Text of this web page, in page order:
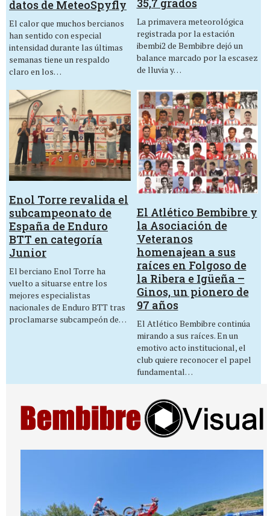
datos de MeteoSpyfly
El calor que muchos bercianos
han sentido con especial
intensidad durante las últimas
semanas tiene un respaldo
claro en los…
35,7 grados
La primavera meteorológica
registrada por la estación
ibembi2 de Bembibre dejó un
balance marcado por la escasez
de lluvia y…
Enol Torre revalida el
subcampeonato de
España de Enduro
BTT en categoría
Junior
El berciano Enol Torre ha
vuelto a situarse entre los
mejores especialistas
nacionales de Enduro BTT tras
proclamarse subcampeón de…
El Atlético Bembibre y
la Asociación de
Veteranos
homenajean a sus
raíces en Folgoso de
la Ribera e Igüeña –
Ginos, un pionero de
97 años
El Atlético Bembibre continúa
mirando a sus raíces. En un
emotivo acto institucional, el
club quiere reconocer el papel
fundamental…